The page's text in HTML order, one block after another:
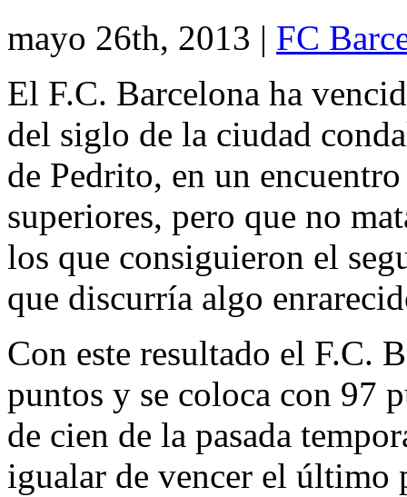
mayo 26th, 2013 | FC
El F.C. Barcelona ha
del siglo de la ciudad
de Pedrito, en un
superiores, pero que no
los que consiguieron el
que discurría algo
Con este resultado el F.C.
puntos y se coloca con 97
de cien de la pasada
igualar de vencer el último